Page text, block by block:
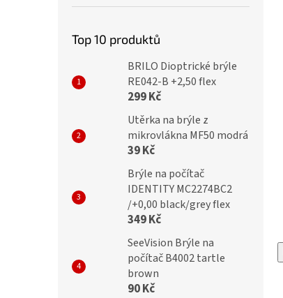
Top 10 produktů
BRILO Dioptrické brýle
RE042-B +2,50 flex
299 Kč
Utěrka na brýle z
mikrovlákna MF50 modrá
39 Kč
Brýle na počítač
IDENTITY MC2274BC2
/+0,00 black/grey flex
349 Kč
SeeVision Brýle na
počítač B4002 tartle
brown
90 Kč